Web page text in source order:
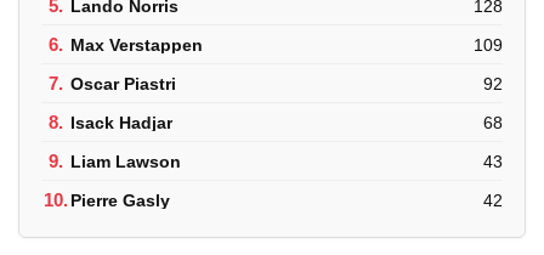
5. Lando Norris 128
6. Max Verstappen 109
7. Oscar Piastri 92
8. Isack Hadjar 68
9. Liam Lawson 43
10.Pierre Gasly 42